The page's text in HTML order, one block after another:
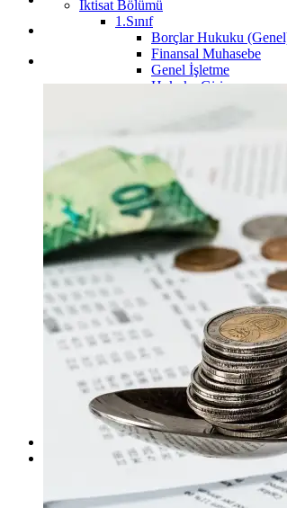
İktisat Bölümü
1.Sınıf
Borçlar Hukuku
Finansal Muhasebe
Genel İşletme
Hukuka Giriş
Sosyolojiye Giriş
Temel Bilgi Teknolojileri
Yönetim ve
2.Sınıf
İstatistik
3.Sınıf
4.Sınıf
İşletme Bölümü
1.Sınıf
İşletme İlkeleri
Davranış Bilimleri
2.Sınıf
İstatistik
Mikro İktisat
Makro İktisat
3.Sınıf
4.Sınıf
Kamu Yönetimi Bölümü
Maliye Bölümü
Çalışma Odaları
1.Sınıf Çalışma Odası